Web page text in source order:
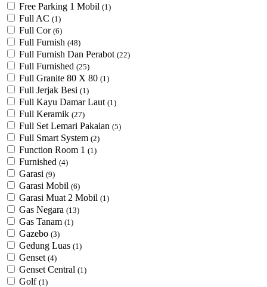
Free Parking 1 Mobil (1)
Full AC (1)
Full Cor (6)
Full Furnish (48)
Full Furnish Dan Perabot (22)
Full Furnished (25)
Full Granite 80 X 80 (1)
Full Jerjak Besi (1)
Full Kayu Damar Laut (1)
Full Keramik (27)
Full Set Lemari Pakaian (5)
Full Smart System (2)
Function Room 1 (1)
Furnished (4)
Garasi (9)
Garasi Mobil (6)
Garasi Muat 2 Mobil (1)
Gas Negara (13)
Gas Tanam (1)
Gazebo (3)
Gedung Luas (1)
Genset (4)
Genset Central (1)
Golf (1)